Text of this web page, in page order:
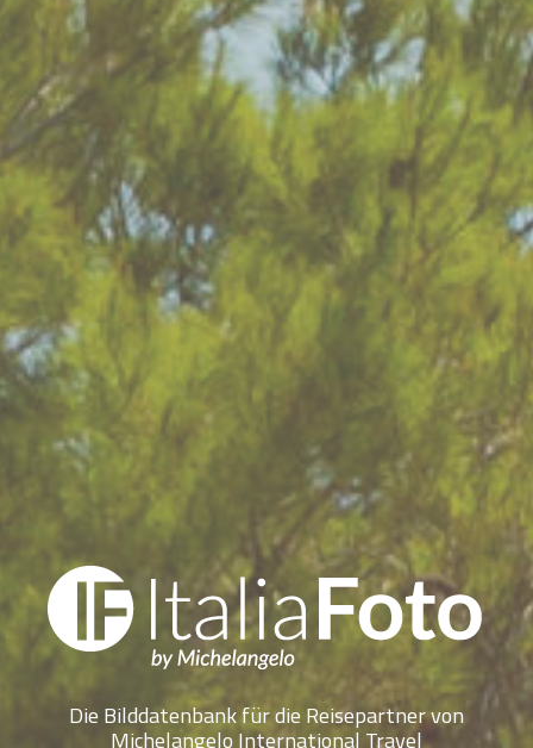
Die Bilddatenbank für die Reisepartner von
Michelangelo International Travel